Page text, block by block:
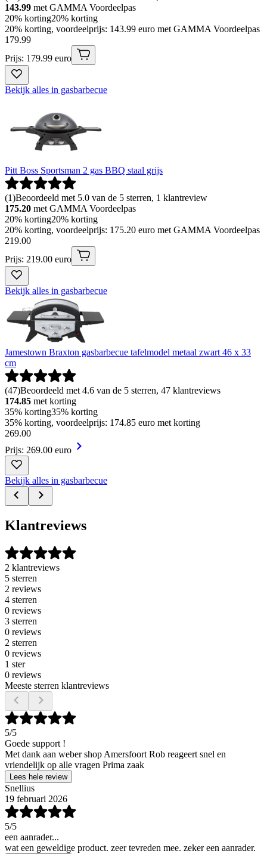
143.99 met GAMMA Voordeelpas
20% korting20% korting
20% korting, voordeelprijs: 143.99 euro met GAMMA Voordeelpas
179.99
Prijs: 179.99 euro
Bekijk alles in gasbarbecue
Pitt Boss Sportsman 2 gas BBQ staal grijs
(1)Beoordeeld met 5.0 van de 5 sterren, 1 klantreview
175.20 met GAMMA Voordeelpas
20% korting20% korting
20% korting, voordeelprijs: 175.20 euro met GAMMA Voordeelpas
219.00
Prijs: 219.00 euro
Bekijk alles in gasbarbecue
Jamestown Braxton gasbarbecue tafelmodel metaal zwart 46 x 33
cm
(47)Beoordeeld met 4.6 van de 5 sterren, 47 klantreviews
174.85 met korting
35% korting35% korting
35% korting, voordeelprijs: 174.85 euro met korting
269.00
Prijs: 269.00 euro
Bekijk alles in gasbarbecue
Klantreviews
2 klantreviews
5 sterren
2 reviews
4 sterren
0 reviews
3 sterren
0 reviews
2 sterren
0 reviews
1 ster
0 reviews
Meeste sterren klantreviews
5/5
Goede support !
Met dank aan weber shop Amersfoort Rob reageert snel en
vriendelijk op alle vragen Prima zaak
Lees hele review
Snellius
19 februari 2026
5/5
een aanrader...
wat een geweldige product. zeer tevreden mee. zeker een aanrader.